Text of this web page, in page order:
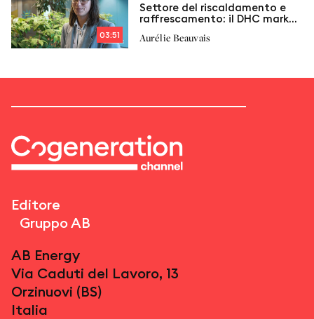
03:51
Settore del riscaldamento e
raffrescamento: il DHC market
Aurélie Beauvais
Editore
Gruppo AB
AB Energy
Via Caduti del Lavoro, 13
Orzinuovi (BS)
Italia